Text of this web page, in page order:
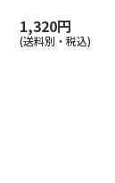
1,320円
(送料別・税込)